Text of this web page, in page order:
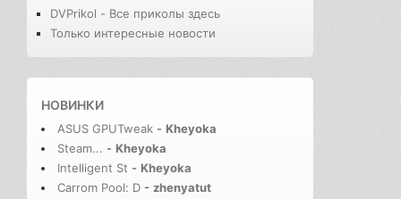
DVPrikol - Все приколы здесь
Только интересные новости
НОВИНКИ
ASUS GPUTweak - Kheyoka
Steam... - Kheyoka
Intelligent St - Kheyoka
Carrom Pool: D - zhenyatut